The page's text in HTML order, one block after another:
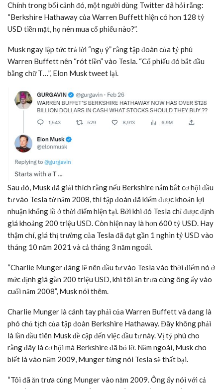
Chính trong bối cảnh đó, một người dùng Twitter đã hỏi rằng:
“Berkshire Hathaway của Warren Buffett hiện có hơn 128 tỷ
USD tiền mặt, họ nên mua cổ phiếu nào?”.
Musk ngay lập tức trả lời “ngụ ý” rằng tập đoàn của tỷ phú
Warren Buffett nên “rót tiền” vào Tesla. “Cổ phiếu đó bắt đầu
bằng chữ T…”, Elon Musk tweet lại.
Sau đó, Musk đã giải thích rằng nếu Berkshire nắm bắt cơ hội đầu
tư vào Tesla từ năm 2008, thì tập đoàn đã kiếm được khoản lợi
nhuận khổng lồ ở thời điểm hiện tại. Bởi khi đó Tesla chỉ được định
giá khoảng 200 triệu USD. Còn hiện nay là hơn 600 tỷ USD. Hay
thậm chí, giá thị trường của Tesla đã đạt gần 1 nghìn tỷ USD vào
tháng 10 năm 2021 và cả tháng 3 năm ngoái.
“Charlie Munger đáng lẽ nên đầu tư vào Tesla vào thời điểm nó ở
mức định giá gần 200 triệu USD, khi tôi ăn trưa cùng ông ấy vào
cuối năm 2008”, Musk nói thêm.
Charlie Munger là cánh tay phải của Warren Buffett và đang là
phó chủ tịch của tập đoàn Berkshire Hathaway. Đây không phải
là lần đầu tiên Musk đề cập đến việc đầu tư này. Vị tỷ phú cho
rằng đây là cơ hội mà Berkshire đã bỏ lỡ. Năm ngoái, Musk cho
biết là vào năm 2009, Munger từng nói Tesla sẽ thất bại.
“Tôi đã ăn trưa cùng Munger vào năm 2009. Ông ấy nói với cả